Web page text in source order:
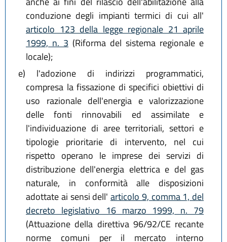
conduzione degli impianti termici di cui all'
articolo 123 della legge regionale 21 aprile
1999, n. 3 (Riforma del sistema regionale e
locale);
e) l'adozione di indirizzi programmatici,
compresa la fissazione di specifici obiettivi di
uso razionale dell'energia e valorizzazione
delle fonti rinnovabili ed assimilate e
l'individuazione di aree territoriali, settori e
tipologie prioritarie di intervento, nel cui
rispetto operano le imprese dei servizi di
distribuzione dell'energia elettrica e del gas
naturale, in conformità alle disposizioni
adottate ai sensi dell' articolo 9, comma 1, del
decreto legislativo 16 marzo 1999, n. 79
(Attuazione della direttiva 96/92/CE recante
norme comuni per il mercato interno